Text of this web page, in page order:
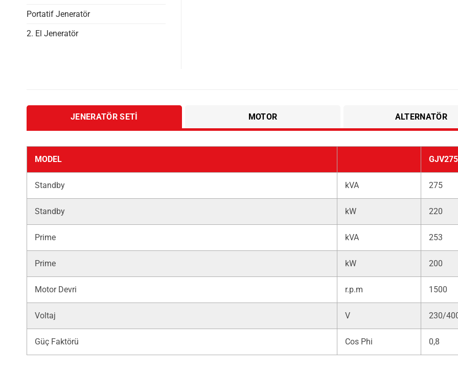
Portatif Jeneratör
2. El Jeneratör
JENERATÖR SETI MOTOR ALTERNATÖR
MODEL
Standby kVA 275
Standby kW 220
Prime kVA 253
Prime kW 200
Motor Devri r.p.m 1500
Voltaj V 230/
Güç Faktörü Cos Phi 0,8